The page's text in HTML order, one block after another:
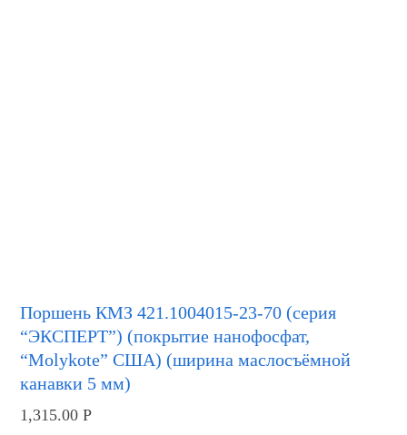
Поршень КМЗ 421.1004015-23-70 (серия
“ЭКСПЕРТ”) (покрытие нанофосфат,
“Molykote” США) (ширина маслосъёмной
канавки 5 мм)
1,315.00Р